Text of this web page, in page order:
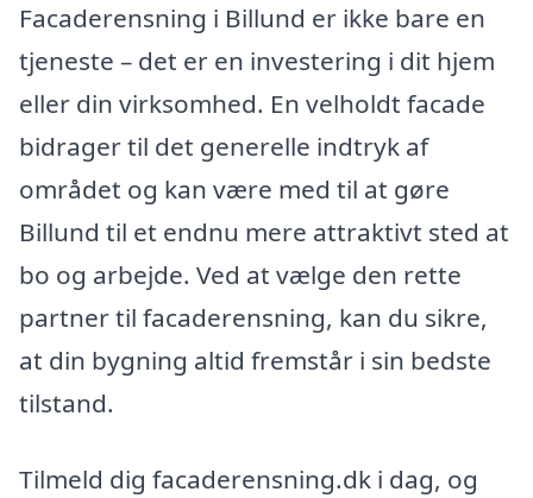
Facaderensning i Billund er ikke bare en
tjeneste – det er en investering i dit hjem
eller din virksomhed. En velholdt facade
bidrager til det generelle indtryk af
området og kan være med til at gøre
Billund til et endnu mere attraktivt sted at
bo og arbejde. Ved at vælge den rette
partner til facaderensning, kan du sikre,
at din bygning altid fremstår i sin bedste
tilstand.
Tilmeld dig facaderensning.dk i dag, og